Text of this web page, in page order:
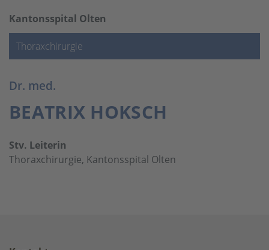
Kantonsspital Olten
Thoraxchirurgie
Dr. med.
BEATRIX HOKSCH
Stv. Leiterin
Thoraxchirurgie, Kantonsspital Olten